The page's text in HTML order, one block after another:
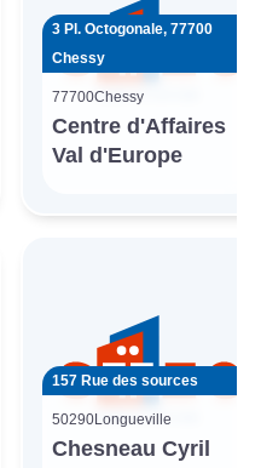
3 Pl. Octogonale, 77700
Chessy
77700Chessy
Centre d'Affaires
Val d'Europe
157 Rue des sources
50290Longueville
Chesneau Cyril